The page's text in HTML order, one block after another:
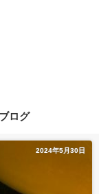
ログ
2024年5月30日